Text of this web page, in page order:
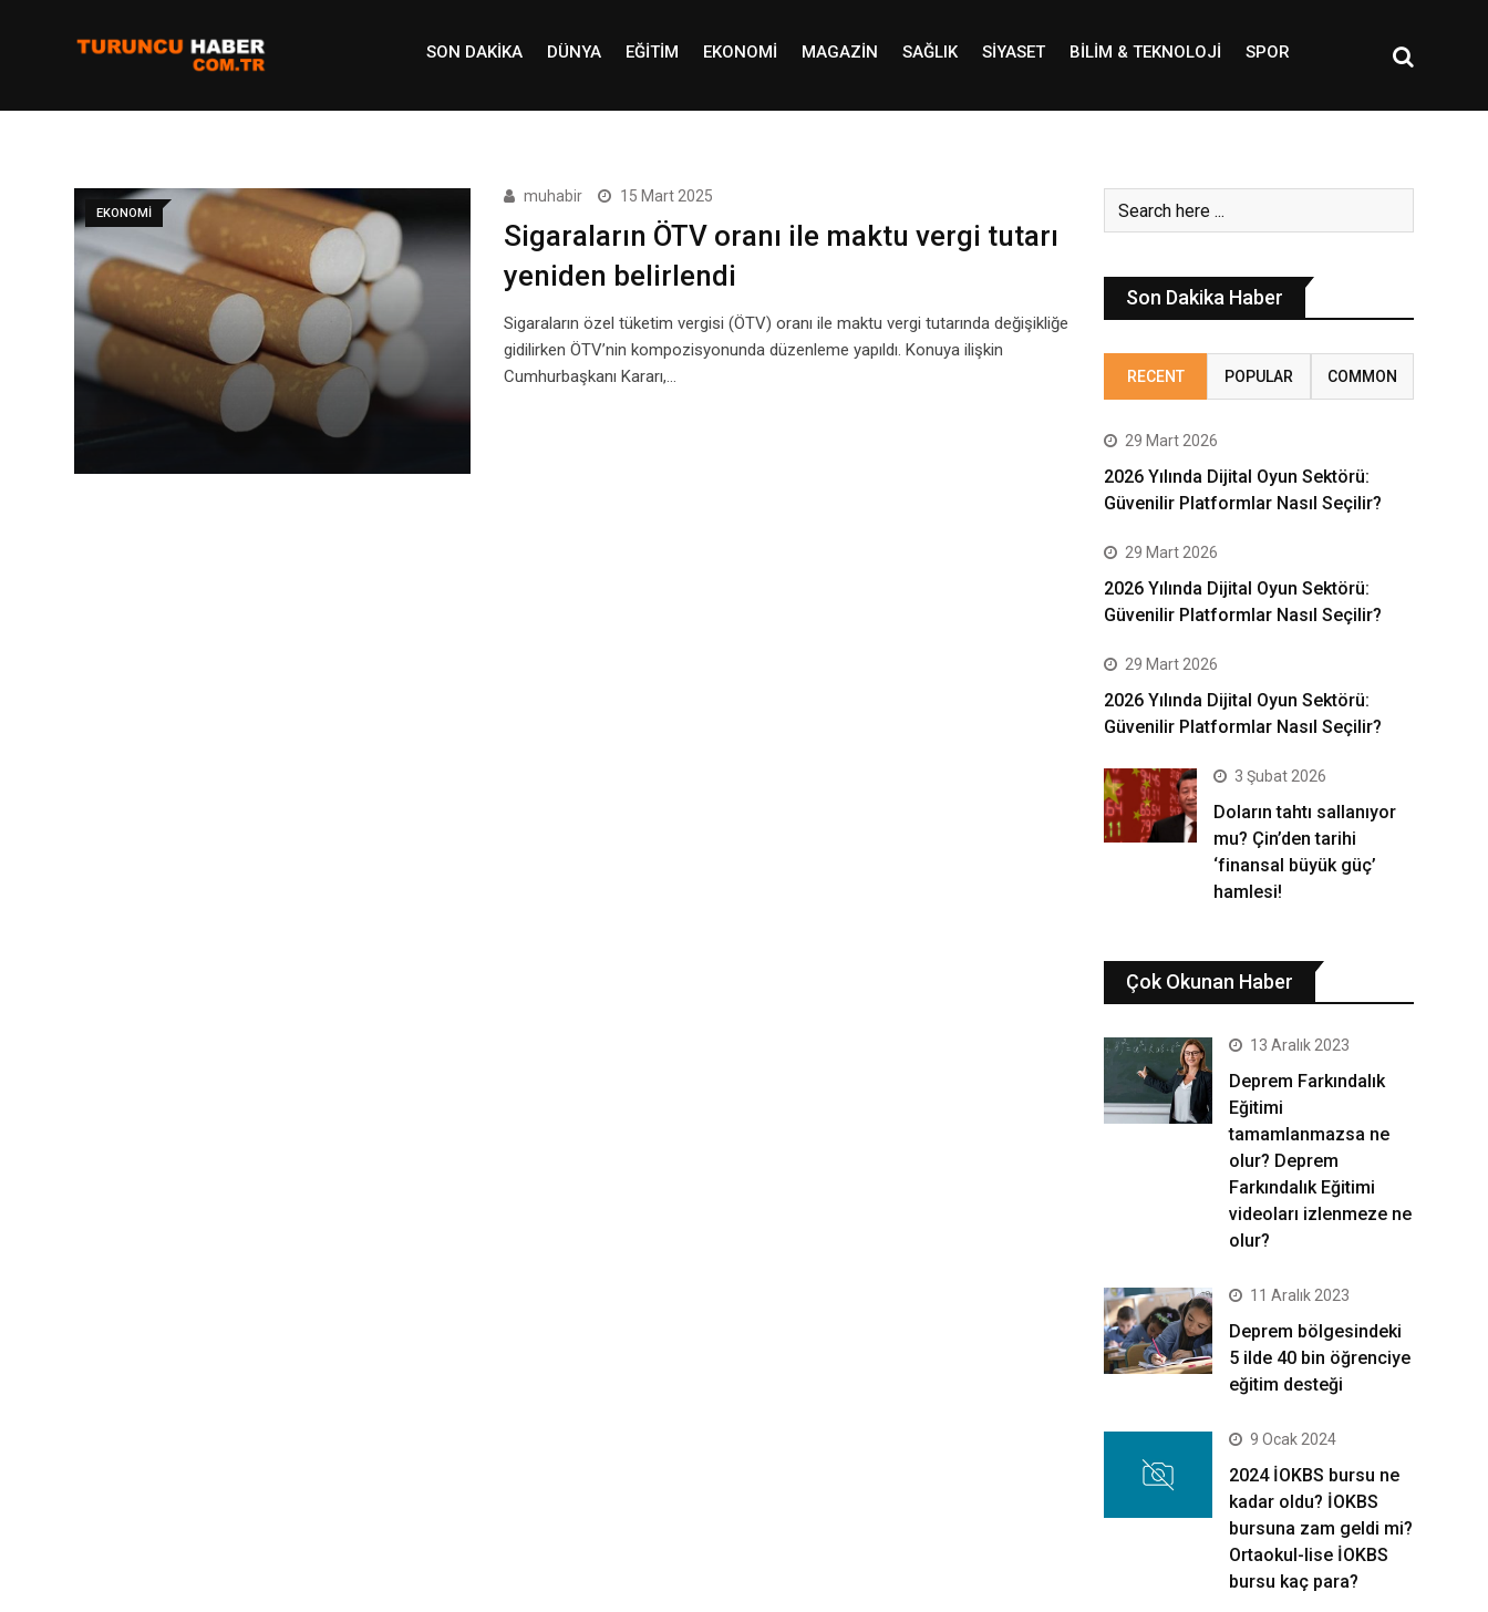
SON DAKIKA DÜNYA EĞITIM EKONOMI MAGAZIN SAĞLIK SIYASET BILIM & TEKNOLOJI SPOR
EKONOMI
muhabir 15 Mart 2025
Sigaraların ÖTV oranı ile maktu vergi tutarı
yeniden belirlendi
Sigaraların özel tüketim vergisi (ÖTV) oranı ile maktu vergi tutarında değişikliğe
gidilirken ÖTV’nin kompozisyonunda düzenleme yapıldı. Konuya ilişkin
Cumhurbaşkanı Kararı,…
Son Dakika Haber
RECENT POPULAR COMMON
29 Mart 2026
2026 Yılında Dijital Oyun Sektörü:
Güvenilir Platformlar Nasıl Seçilir?
29 Mart 2026
2026 Yılında Dijital Oyun Sektörü:
Güvenilir Platformlar Nasıl Seçilir?
29 Mart 2026
2026 Yılında Dijital Oyun Sektörü:
Güvenilir Platformlar Nasıl Seçilir?
3 Şubat 2026
Doların tahtı sallanıyor
mu? Çin’den tarihi
‘finansal büyük güç’
hamlesi!
Çok Okunan Haber
13 Aralık 2023
Deprem Farkındalık
Eğitimi
tamamlanmazsa ne
olur? Deprem
Farkındalık Eğitimi
videoları izlenmeze ne
olur?
11 Aralık 2023
Deprem bölgesindeki
5 ilde 40 bin öğrenciye
eğitim desteği
9 Ocak 2024
2024 İOKBS bursu ne
kadar oldu? İOKBS
bursuna zam geldi mi?
Ortaokul-lise İOKBS
bursu kaç para?